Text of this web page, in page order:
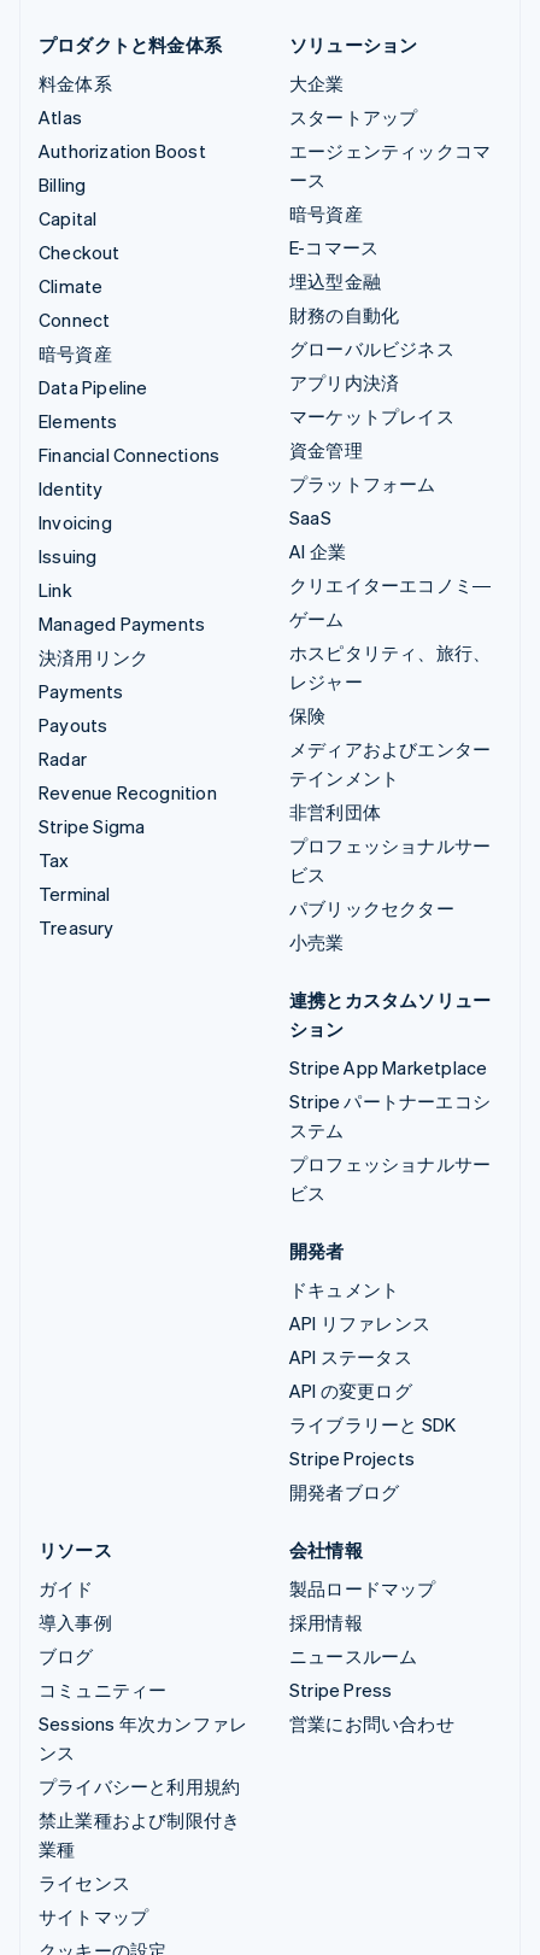
プロダクトと料金体系
料金体系
Atlas
Authorization Boost
Billing
Capital
Checkout
Climate
Connect
暗号資産
Data Pipeline
Elements
Financial Connections
Identity
Invoicing
Issuing
Link
Managed Payments
決済用リンク
Payments
Payouts
Radar
Revenue Recognition
Stripe Sigma
Tax
Terminal
Treasury
ソリューション
大企業
スタートアップ
エージェンティックコマ
ース
暗号資産
E-コマース
埋込型金融
財務の自動化
グローバルビジネス
アプリ内決済
マーケットプレイス
資金管理
プラットフォーム
SaaS
AI 企業
クリエイターエコノミ―
ゲーム
ホスピタリティ、旅行、
レジャー
保険
メディアおよびエンター
テインメント
非営利団体
プロフェッショナルサー
ビス
パブリックセクター
小売業
連携とカスタムソリュー
ション
Stripe App Marketplace
Stripe パートナーエコシ
ステム
プロフェッショナルサー
ビス
開発者
ドキュメント
API リファレンス
API ステータス
API の変更ログ
ライブラリーと SDK
Stripe Projects
開発者ブログ
リソース
ガイド
導入事例
ブログ
コミュニティー
Sessions 年次カンファレ
ンス
プライバシーと利用規約
禁止業種および制限付き
業種
ライセンス
サイトマップ
クッキーの設定
会社情報
製品ロードマップ
採用情報
ニュースルーム
Stripe Press
営業にお問い合わせ